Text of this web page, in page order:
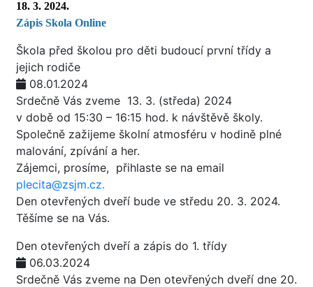
18. 3. 2024.
Zápis Skola Online
Škola před školou pro děti budoucí první třídy a
jejich rodiče
08.01.2024
Srdečně Vás zveme 13. 3. (středa) 2024
v době od 15:30 – 16:15 hod. k návštěvě školy.
Společně zažijeme školní atmosféru v hodině plné
malování, zpívání a her.
Zájemci, prosíme, přihlaste se na email
plecita@zsjm.cz.
Den otevřených dveří bude ve středu 20. 3. 2024.
Těšíme se na Vás.
Den otevřených dveří a zápis do 1. třídy
06.03.2024
Srdečně Vás zveme na Den otevřených dveří dne 20.